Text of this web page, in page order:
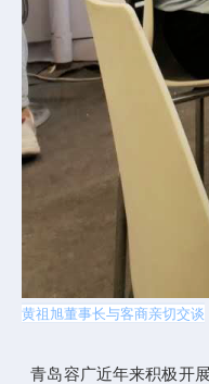
黄祖旭董事长与客商亲切交谈
青岛容广近年来积极开